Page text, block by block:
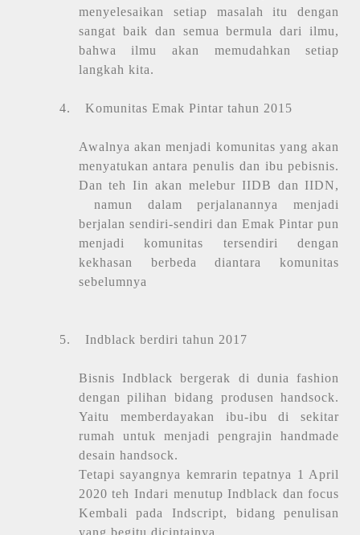
menyelesaikan setiap masalah itu dengan
sangat baik dan semua bermula dari ilmu,
bahwa ilmu akan memudahkan setiap
langkah kita.
4. Komunitas Emak Pintar tahun 2015
Awalnya akan menjadi komunitas yang akan
menyatukan antara penulis dan ibu pebisnis.
Dan teh Iin akan melebur IIDB dan IIDN,
namun dalam perjalanannya menjadi
berjalan sendiri-sendiri dan Emak Pintar pun
menjadi komunitas tersendiri dengan
kekhasan berbeda diantara komunitas
sebelumnya
5. Indblack berdiri tahun 2017
Bisnis Indblack bergerak di dunia fashion
dengan pilihan bidang produsen handsock.
Yaitu memberdayakan ibu-ibu di sekitar
rumah untuk menjadi pengrajin handmade
desain handsock.
Tetapi sayangnya kemrarin tepatnya 1 April
2020 teh Indari menutup Indblack dan focus
Kembali pada Indscript, bidang penulisan
yang begitu dicintainya.